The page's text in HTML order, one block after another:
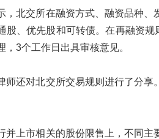
，北交所在融资方式、融资品种
股、优先股和可转债。在再融资
，3个工作日出具审核意见。
师还对北交所交易规则进行了分
并上市相关的股份限售上，不同